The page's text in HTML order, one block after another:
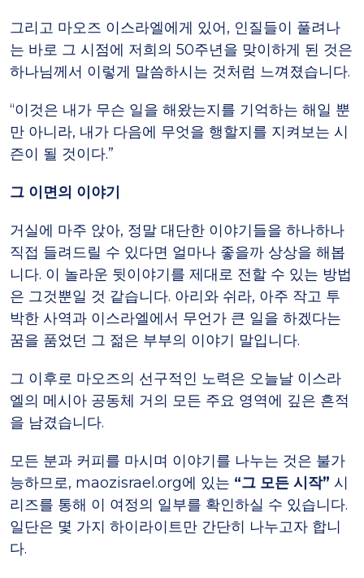
그리고 마오즈 이스라엘에게 있어, 인질들이 풀려나
는 바로 그 시점에 저희의 50주년을 맞이하게 된 것은
하나님께서 이렇게 말씀하시는 것처럼 느껴졌습니다.
“이것은 내가 무슨 일을 해왔는지를 기억하는 해일 뿐
만 아니라, 내가 다음에 무엇을 행할지를 지켜보는 시
즌이 될 것이다.”
그 이면의 이야기
거실에 마주 앉아, 정말 대단한 이야기들을 하나하나
직접 들려드릴 수 있다면 얼마나 좋을까 상상을 해봅
니다. 이 놀라운 뒷이야기를 제대로 전할 수 있는 방법
은 그것뿐일 것 같습니다. 아리와 쉬라, 아주 작고 투
박한 사역과 이스라엘에서 무언가 큰 일을 하겠다는
꿈을 품었던 그 젊은 부부의 이야기 말입니다.
그 이후로 마오즈의 선구적인 노력은 오늘날 이스라
엘의 메시아 공동체 거의 모든 주요 영역에 깊은 흔적
을 남겼습니다.
모든 분과 커피를 마시며 이야기를 나누는 것은 불가
능하므로, maozisrael.org에 있는 “그 모든 시작” 시
리즈를 통해 이 여정의 일부를 확인하실 수 있습니다.
일단은 몇 가지 하이라이트만 간단히 나누고자 합니
다.